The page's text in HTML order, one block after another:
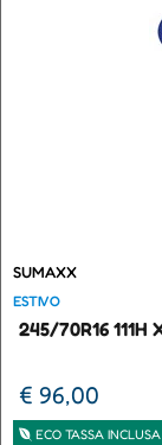
SUMAXX
ESTIVO
245/70R16
€ 96,00
ECO TASSA INCLUSA